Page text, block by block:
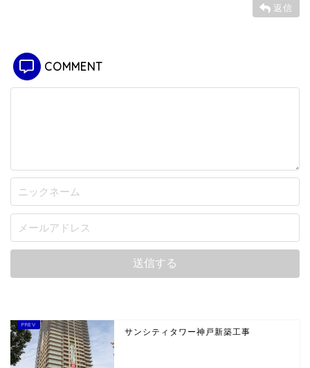
返信
COMMENT
サンシティタワー神戸新築工事